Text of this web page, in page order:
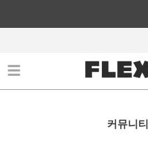
건
너
커뮤니